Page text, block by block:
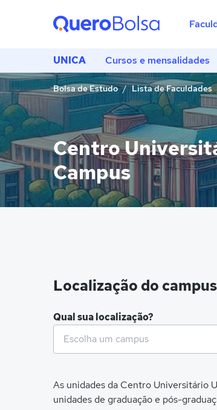
UNICA Cursos e mensalidades
Bolsa de Estudo Lista de Faculdades
Centro
Campus
Localização do
Qual sua localização?
As unidades da Centro Universitário
unidades de graduação e pós-